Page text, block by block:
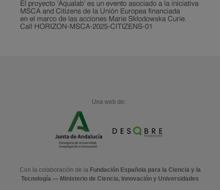
Una web de:
Con la colaboración de la Fundación Española para la Ciencia y la
Tecnología — Ministerio de Ciencia, Innovación y Universidades